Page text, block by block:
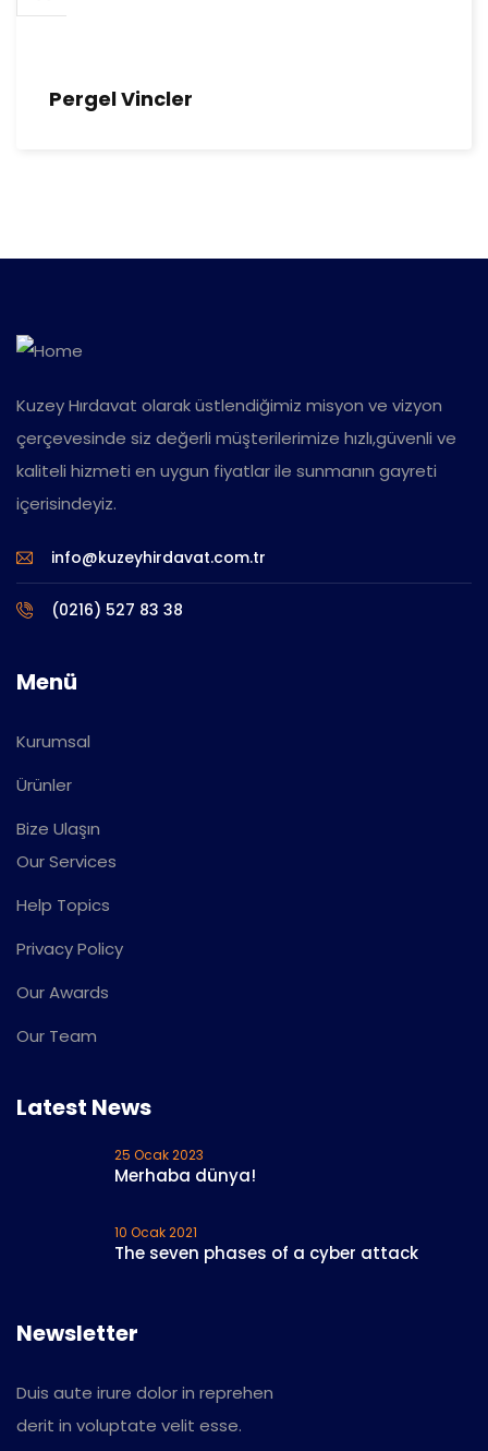
Pergel Vincler
Kuzey Hırdavat olarak üstlendiğimiz misyon ve vizyon
çerçevesinde siz değerli müşterilerimize hızlı,güvenli ve
kaliteli hizmeti en uygun fiyatlar ile sunmanın gayreti
içerisindeyiz.
info@kuzeyhirdavat.com.tr
(0216) 527 83 38
Menü
Kurumsal
Ürünler
Bize Ulaşın
Our Services
Help Topics
Privacy Policy
Our Awards
Our Team
Latest News
25 Ocak 2023
Merhaba dünya!
10 Ocak 2021
The seven phases of a cyber attack
Newsletter
Duis aute irure dolor in reprehen
derit in voluptate velit esse.